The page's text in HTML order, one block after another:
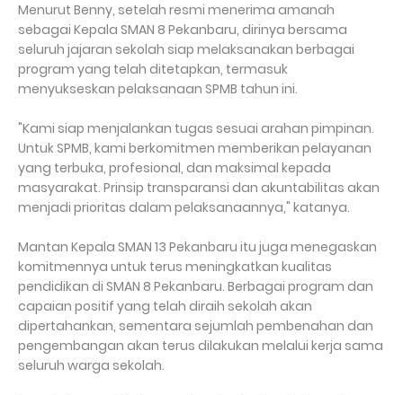
Menurut Benny, setelah resmi menerima amanah
sebagai Kepala SMAN 8 Pekanbaru, dirinya bersama
seluruh jajaran sekolah siap melaksanakan berbagai
program yang telah ditetapkan, termasuk
menyukseskan pelaksanaan SPMB tahun ini.
"Kami siap menjalankan tugas sesuai arahan pimpinan.
Untuk SPMB, kami berkomitmen memberikan pelayanan
yang terbuka, profesional, dan maksimal kepada
masyarakat. Prinsip transparansi dan akuntabilitas akan
menjadi prioritas dalam pelaksanaannya," katanya.
Mantan Kepala SMAN 13 Pekanbaru itu juga menegaskan
komitmennya untuk terus meningkatkan kualitas
pendidikan di SMAN 8 Pekanbaru. Berbagai program dan
capaian positif yang telah diraih sekolah akan
dipertahankan, sementara sejumlah pembenahan dan
pengembangan akan terus dilakukan melalui kerja sama
seluruh warga sekolah.